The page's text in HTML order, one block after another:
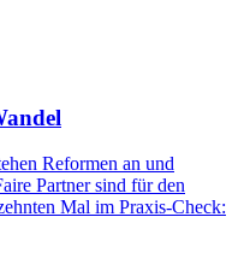
Reformen an und
Partner sind für den
Mal im Praxis-Check: